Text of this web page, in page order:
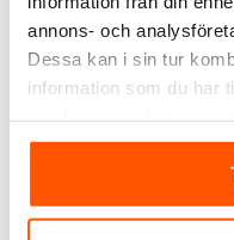
annons- och
Dessa kan i sin tur
information som du har
OMDÖMEN
FRÅGOR & SVAR
RELATERADE